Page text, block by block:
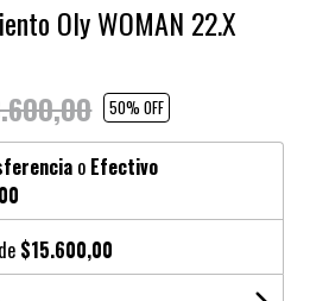
Oly WOMAN 22.X
50% OFF
o Efectivo
$15.600,00